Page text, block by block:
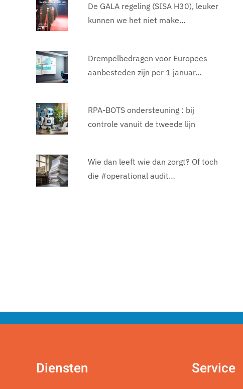
De GALA regeling (SISA H30), leuker
kunnen we het niet make…
Drempelbedragen voor Europees
aanbesteden zijn per 1 januar…
RPA-BOTS ondersteuning : bij
controle vanuit de tweede lijn
Wie dan leeft wie dan zorgt? Of toch
die #operational audit…
Diensten Service